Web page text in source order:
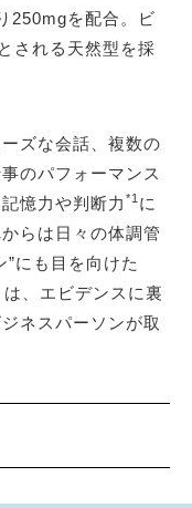
250mgを配合。ビ
される天然型を採
ズな会話、複数の
のパフォーマンス
憶力や判断力 *1に
らは日々の体調管
にも目を向けた
、エビデンスに裏
ネスパーソンが取